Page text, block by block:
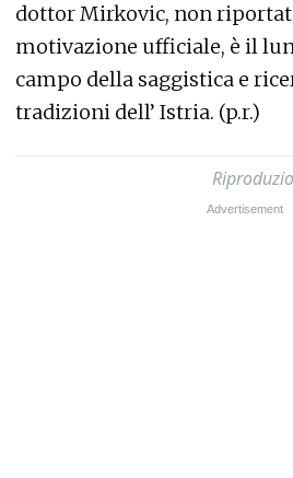
dottor Mirkovic, non
motivazione ufficiale, è il
campo della saggistica e
tradizioni dell’ Istria. (p.r.)